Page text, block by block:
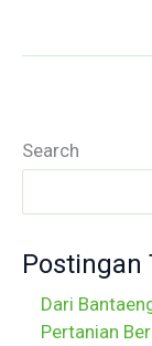
Search
Postingan
Dari
Pertanian